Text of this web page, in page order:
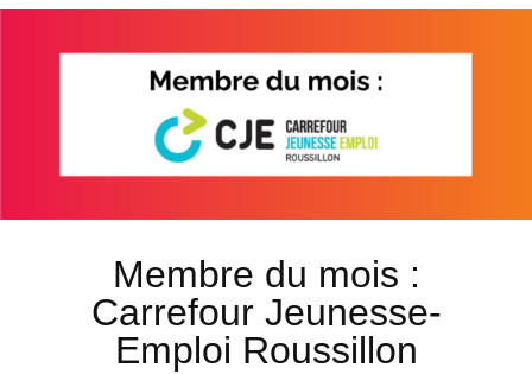
Membre du mois :
Carrefour Jeunesse-
Emploi Roussillon